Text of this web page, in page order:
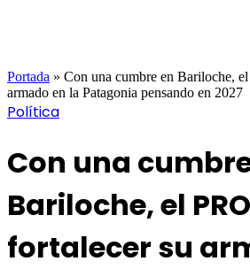
Portada » Con una cumbre en Bariloche,
armado en la Patagonia pensando en 2027
Política
Con una
Bariloche, el
fortalecer su